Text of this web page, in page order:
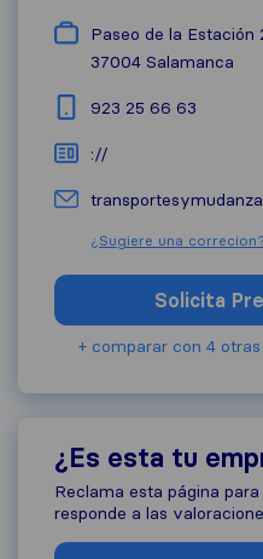
Paseo de la Estación
37004 Salamanca
923 25 66 63
://
¿Sugiere una correcion?
Solicita
+ comparar con 4
¿Es esta tu
Reclama esta página
responde a las